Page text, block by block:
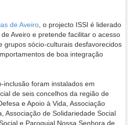
de Aveiro , o projecto ISSI é liderado
Aveiro e pretende facilitar o acesso
grupos sócio-culturais desfavorecidos
de boa integração
inclusão foram instalados em
de seis concelhos da região de
e Apoio à Vida, Associação
Associação de Solidariedade Social
e Paroquial Nossa Senhora de